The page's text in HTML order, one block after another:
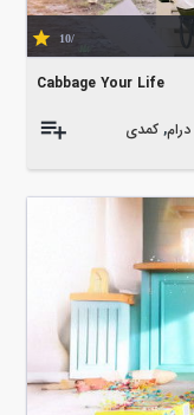
/10
Cabbage Your Life
درام, کمدی